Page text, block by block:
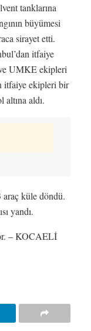
tanklarına
büyümesi
sirayet etti.
itfaiye
UMKE ekipleri
itfaiye ekipleri bir
altına aldı.
araç küle döndü.
yandı.
– KOCAELİ